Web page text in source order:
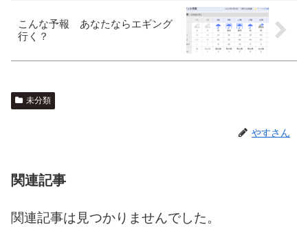
こんな予報 あなたならエギング
行く？
未分類
やすさん
関連記事
関連記事は見つかりませんでした。